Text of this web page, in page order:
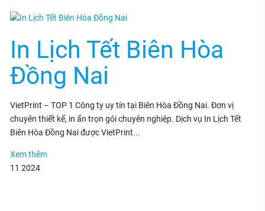
In Lịch Tết Biên Hòa
Đồng Nai
VietPrint – TOP 1 Công ty uy tín tại Biên Hòa Đồng Nai. Đơn vị
chuyên thiết kế, in ấn trọn gói chuyên nghiệp. Dịch vụ In Lịch Tết
Biên Hòa Đồng Nai được VietPrint...
Xem thêm
11 2024